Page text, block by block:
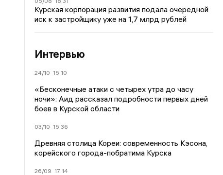
Курская корпорация развития подала очередной
иск к застройщику уже на 1,7 млрд рублей
Интервью
24/10 15:10
«Бесконечные атаки с четырех утра до часу
ночи»: Аид рассказал подробности первых дней
боев в Курской области
03/10 15:36
Древняя столица Кореи: современность Кэсона,
корейского города-побратима Курска
26/09 17:14